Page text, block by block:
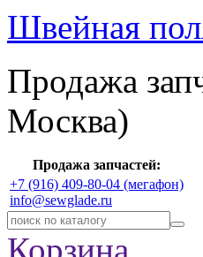
Швейная
Продажа
Москва)
Продажа запчастей:
+7 (916) 409-80-04 (мегафон)
info@sewglade.ru